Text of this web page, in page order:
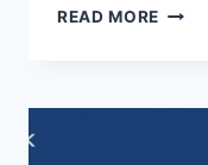
READ MORE ĐỌC
TÀI